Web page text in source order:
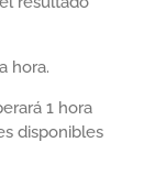
hora.
1 hora
disponibles